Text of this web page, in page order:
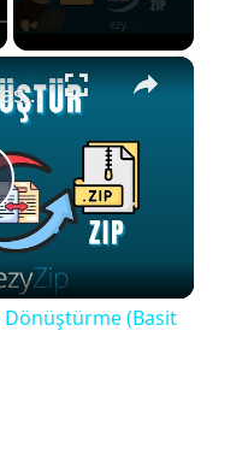
×
📁 FOLDER Dosyasını ZIP'e Dönüştürme (Basit Kılavuz)
Dönüştürme (Basit